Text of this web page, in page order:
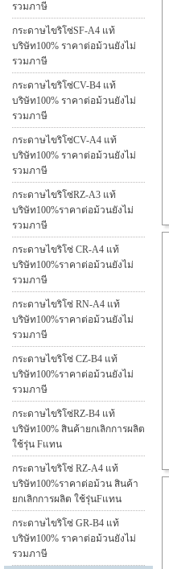
รวมภาษี
กระดาษไขริโซ่SF-A4 แท้
บริษัท100% ราคาต่อม้วนยังไม่
รวมภาษี
กระดาษไขริโซ่CV-B4 แท้
บริษัท100% ราคาต่อม้วนยังไม่
รวมภาษี
กระดาษไขริโซ่CV-A4 แท้
บริษัท100% ราคาต่อม้วนยังไม่
รวมภาษี
กระดาษไขริโซ่RZ-A3 แท้
บริษัท100%ราคาต่อม้วนยังไม่
รวมภาษี
กระดาษไขริโซ่ CR-A4 แท้
บริษัท100%ราคาต่อม้วนยังไม่
รวมภาษี
กระดาษไขริโซ่ RN-A4 แท้
บริษัท100%ราคาต่อม้วนยังไม่
รวมภาษี
กระดาษไขริโซ่ CZ-B4 แท้
บริษัท100%ราคาต่อม้วนยังไม่
รวมภาษี
กระดาษไขริโซ่RZ-B4 แท้
บริษัท100% สินค้ายกเลิกการผลิต
ใช้รุ่น Fแทน
กระดาษไขริโซ่ RZ-A4 แท้
บริษัท100%ราคาต่อม้วน สินค้า
ยกเลิกการผลิต ใช้รุ่นFแทน
กระดาษไขริโซ่ GR-B4 แท้
บริษัท100% ราคาต่อม้วนยังไม่
รวมภาษี